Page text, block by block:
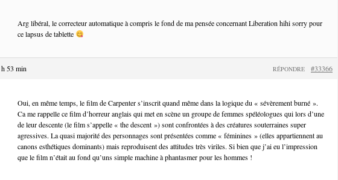
Arg libéral, le correcteur automatique à compris le fond de ma pensée concernant Liberation hihi sorry pour
ce lapsus de tablette
53 min #33366
RÉPONDRE
Oui, en même temps, le film de Carpenter s’inscrit quand même dans la logique du « sévèrement burné ».
Ca me rappelle ce film d’horreur anglais qui met en scène un groupe de femmes spéléologues qui lors d’une
de leur descente (le film s’appelle « the descent ») sont confrontées à des créatures souterraines super
agressives. La quasi majorité des personnages sont présentées comme « féminines » (elles appartiennent au
canons esthétiques dominants) mais reproduisent des attitudes très viriles. Si bien que j’ai eu l’impression
que le film n’était au fond qu’uns simple machine à phantasmer pour les hommes !